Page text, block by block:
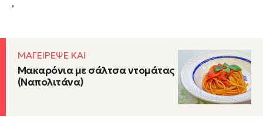
,
ΜΑΓΕΙΡΕΨΕ ΚΑΙ
Μακαρόνια με σάλτσα ντομάτας
(Ναπολιτάνα)